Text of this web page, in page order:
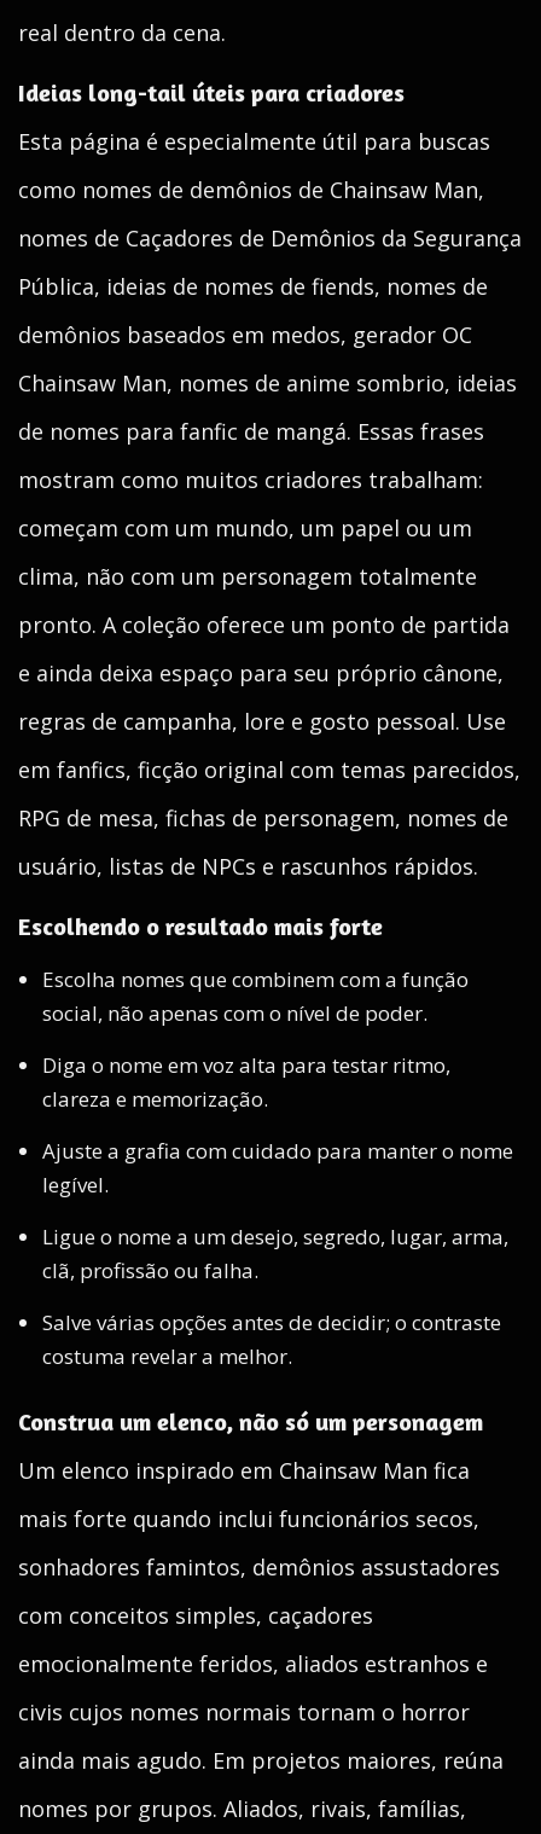
real dentro da cena.
Ideias long-tail úteis para criadores
Esta página é especialmente útil para buscas
como nomes de demônios de Chainsaw Man,
nomes de Caçadores de Demônios da Segurança
Pública, ideias de nomes de fiends, nomes de
demônios baseados em medos, gerador OC
Chainsaw Man, nomes de anime sombrio, ideias
de nomes para fanfic de mangá. Essas frases
mostram como muitos criadores trabalham:
começam com um mundo, um papel ou um
clima, não com um personagem totalmente
pronto. A coleção oferece um ponto de partida
e ainda deixa espaço para seu próprio cânone,
regras de campanha, lore e gosto pessoal. Use
em fanfics, ficção original com temas parecidos,
RPG de mesa, fichas de personagem, nomes de
usuário, listas de NPCs e rascunhos rápidos.
Escolhendo o resultado mais forte
Escolha nomes que combinem com a função
social, não apenas com o nível de poder.
Diga o nome em voz alta para testar ritmo,
clareza e memorização.
Ajuste a grafia com cuidado para manter o nome
legível.
Ligue o nome a um desejo, segredo, lugar, arma,
clã, profissão ou falha.
Salve várias opções antes de decidir; o contraste
costuma revelar a melhor.
Construa um elenco, não só um personagem
Um elenco inspirado em Chainsaw Man fica
mais forte quando inclui funcionários secos,
sonhadores famintos, demônios assustadores
com conceitos simples, caçadores
emocionalmente feridos, aliados estranhos e
civis cujos nomes normais tornam o horror
ainda mais agudo. Em projetos maiores, reúna
nomes por grupos. Aliados, rivais, famílias,